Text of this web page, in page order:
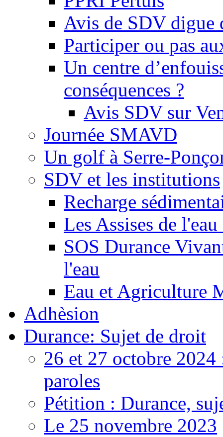
Avis de SDV digue
Participer ou pas
Un centre
conséquences ?
Avis SDV sur
Journée SMAVD
Un golf à Serre-
SDV et les institutions
Recharge
Les Assises de
SOS Durance
l'eau
Eau et Agriculture
Adhèsion
Durance: Sujet de droit
26 et 27 octobre 2024
paroles
Pétition : Durance,
Le 25 novembre 2023